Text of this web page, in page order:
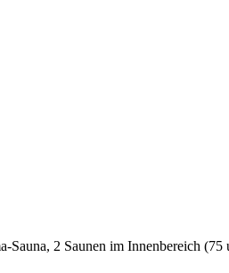
2 Saunen im Innenbereich